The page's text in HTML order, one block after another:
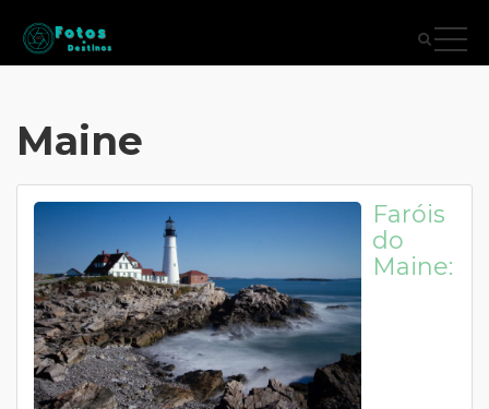
Maine
Faróis
do
Maine: